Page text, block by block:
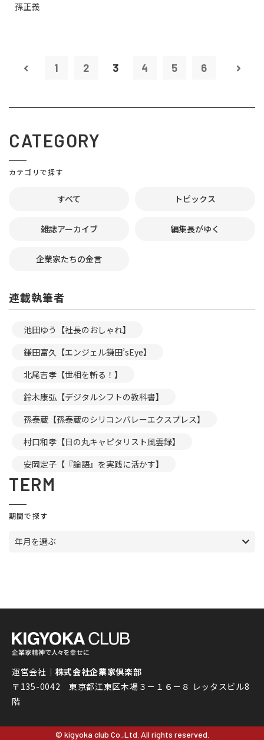
孫正義
1 2 3 4 5 6
CATEGORY
カテゴリで探す
すべて トピックス
雑誌アーカイブ 編集長がゆく
企業家たちの金言
連載執筆者
池田ゆう【社長のおしゃれ】
鎌田富久【エンジェル鎌田’sEye】
北尾吉孝【世相を斬る！】
鈴木康弘【デジタルシフトの教科書】
孫泰蔵【孫泰蔵のシリコンバレーエクスプレス】
村口和孝【日の丸キャピタリスト風雲録】
安岡定子【『論語』を実践に活かす】
TERM
期間で探す
年月を選ぶ
運営会社｜ 株式会社企業家倶楽部
〒135-0042 東京都江東区木場３－１６－８ レッタスビル8
階
© kigyoka club Co.,Ltd. All rights reserved.